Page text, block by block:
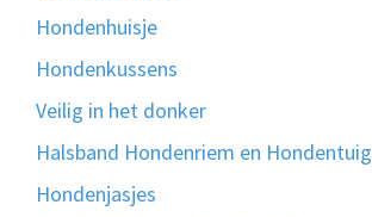
Hondenhuisje
Hondenkussens
Veilig in het donker
Halsband Hondenriem en Hondentuig
Hondenjasjes